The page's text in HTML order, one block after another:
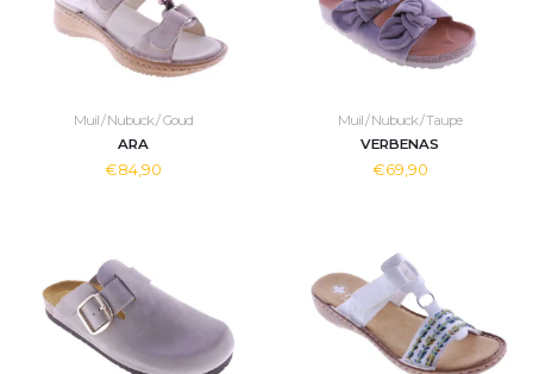
Muil / Nubuck / Goud
ARA
€84,90
Muil / Nubuck / Taupe
VERBENAS
€69,90